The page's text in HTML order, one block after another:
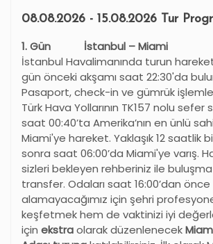
08.08.2026 - 15.08.2026 Tur
1. Gün İstanbul – Miami
İstanbul Havalimanında turun
gün önceki akşamı saat 22:30'da
Pasaport, check-in ve gümrük
Türk Hava Yollarının TK157 nolu sefer
saat 00:40’ta Amerika’nın en ünlü
Miami'ye hareket. Yaklaşık 12 saatlik
sonra saat 06:00’da Miami'ye varış.
sizleri bekleyen rehberiniz ile
transfer. Odaları saat 16:00’dan önce
alamayacağımız için şehri
keşfetmek hem de vaktinizi iyi
için ekstraolarak düzenlenecek